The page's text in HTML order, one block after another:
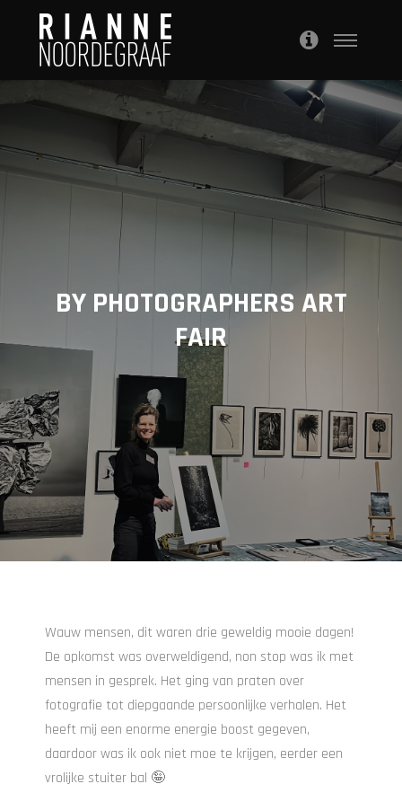
BY PHOTOGRAPHERS ART
FAIR
Wauw mensen, dit waren drie geweldig mooie dagen!
De opkomst was overweldigend, non stop was ik met
mensen in gesprek. Het ging van praten over
fotografie tot diepgaande persoonlijke verhalen. Het
heeft mij een enorme energie boost gegeven,
daardoor was ik ook niet moe te krijgen, eerder een
vrolijke stuiter bal 🤪